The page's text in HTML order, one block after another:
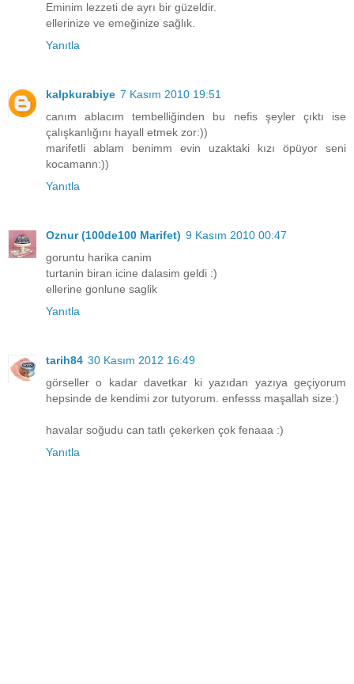
Eminim lezzeti de ayrı bir güzeldir.
ellerinize ve emeğinize sağlık.
Yanıtla
kalpkurabiye 7 Kasım 2010 19:51
canım ablacım tembelliğinden bu nefis şeyler çıktı ise
çalışkanlığını hayall etmek zor:))
marifetli ablam benimm evin uzaktaki kızı öpüyor seni
kocamann:))
Yanıtla
Oznur (100de100 Marifet) 9 Kasım 2010 00:47
goruntu harika canim
turtanin biran icine dalasim geldi :)
ellerine gonlune saglik
Yanıtla
tarih84 30 Kasım 2012 16:49
görseller o kadar davetkar ki yazıdan yazıya geçiyorum
hepsinde de kendimi zor tutyorum. enfesss maşallah size:)
havalar soğudu can tatlı çekerken çok fenaaa :)
Yanıtla